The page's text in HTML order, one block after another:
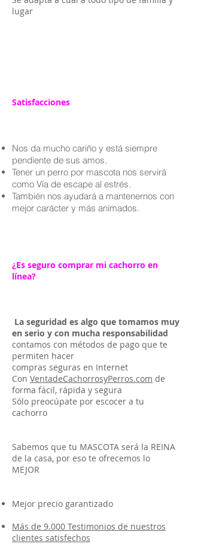
lugar
Satisfacciones
Nos da mucho cariño y está siempre
pendiente de sus amos.
Tener un perro por mascota nos servirá
como Vía de escape al estrés.
También nos ayudará a mantenernos con
mejor carácter y más animados.
¿Es seguro comprar mi cachorro en
línea?
La seguridad es algo que tomamos muy
en serio y con mucha responsabilidad
contamos con métodos de pago que te
permiten hacer
compras seguras en Internet
Con VentadeCachorrosyPerros.com de
forma fácil, rápida y segura
Sólo preocúpate por escocer a tu
cachorro
Sabemos que tu MASCOTA será la REINA
de la casa, por eso te ofrecemos lo
MEJOR
Mejor precio garantizado
Más de 9.000 Testimonios de nuestros
clientes satisfechos